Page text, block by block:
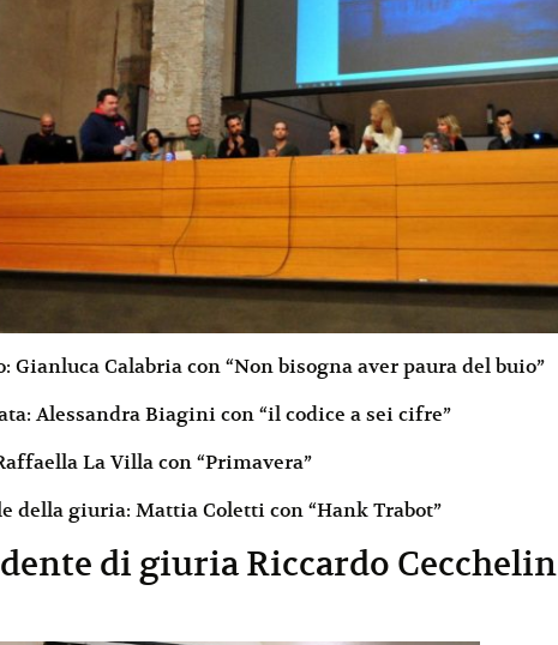
Gianluca Calabria con “Non bisogna aver paura del buio”
Alessandra Biagini con “il codice a sei cifre”
La Villa con “Primavera”
della giuria: Mattia Coletti con “Hank Trabot”
di giuria Riccardo Cecchelin